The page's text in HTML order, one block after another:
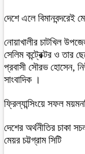
দেশে এলে বিমানবন্দরেই
নোয়াখালীর চাটখিল
সেলিম কন্ট্রেক্টর ও তার
প্রবাসী সৌরভ হোসেন,
সাংবাদিক ।
ফ্রিল্যান্সিংয়ে সফল
দেশের অর্থনীতির চাকা
মেয়র চট্টগ্রাম সিটি